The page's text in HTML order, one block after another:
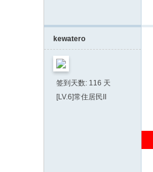
kewatero
签到天数: 116 天
[LV.6]常住居民II